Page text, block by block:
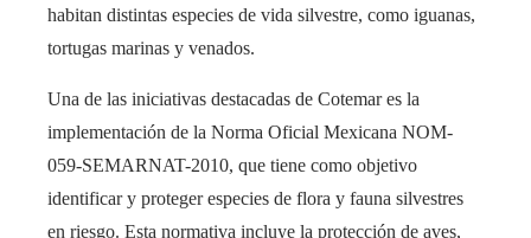
habitan distintas especies de vida silvestre, como iguanas,
tortugas marinas y venados.
Una de las iniciativas destacadas de Cotemar es la
implementación de la Norma Oficial Mexicana NOM-
059-SEMARNAT-2010, que tiene como objetivo
identificar y proteger especies de flora y fauna silvestres
en riesgo. Esta normativa incluye la protección de aves,